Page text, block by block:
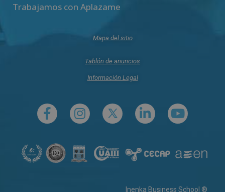
Trabajamos con Aplazame
Mapa del sitio
Tablón de anuncios
Información Legal
Inenka Business School ®